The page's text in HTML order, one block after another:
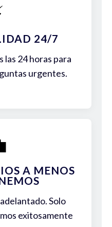
24/7
las 24 horas para
urgentes.
A MENOS
Solo
exitosamente